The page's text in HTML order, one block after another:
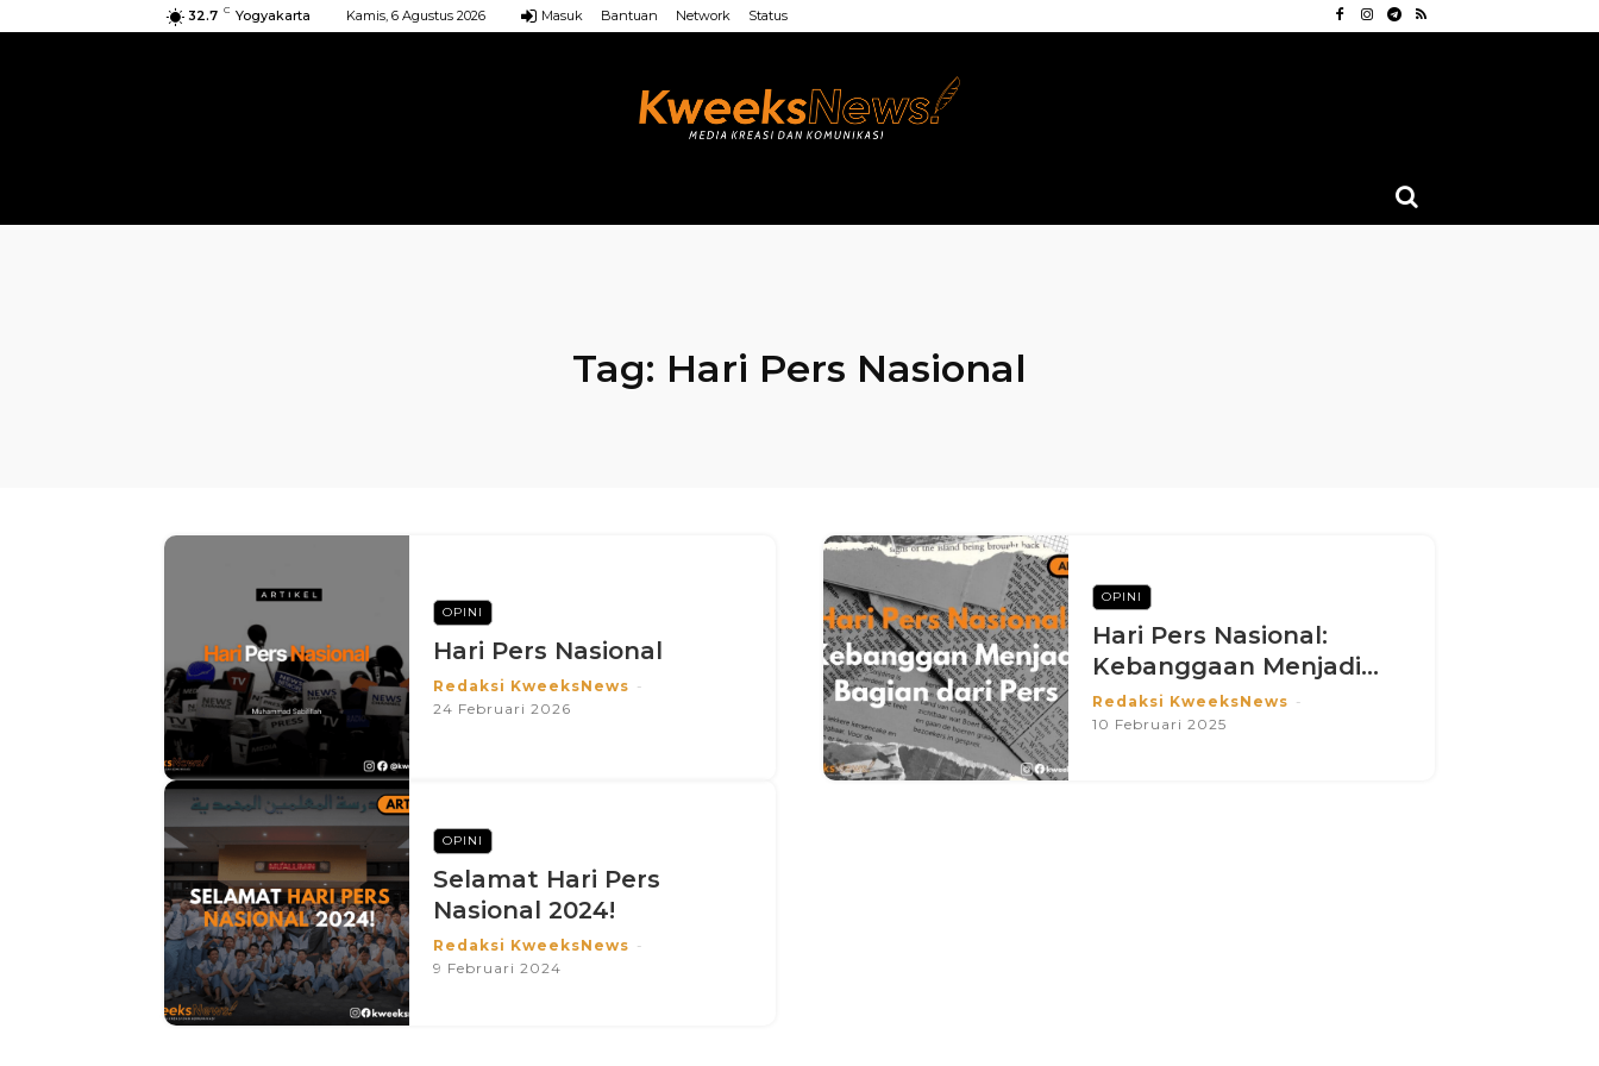
32.7 C Yogyakarta Kamis, 6 Agustus 2026 Masuk Bantuan Network Status
Tag: Hari Pers Nasional
OPINI
Hari Pers Nasional
Redaksi KweeksNews -
24 Februari 2026
OPINI
Hari Pers Nasional:
Kebanggaan Menjadi...
Redaksi KweeksNews -
10 Februari 2025
OPINI
Selamat Hari Pers
Nasional 2024!
Redaksi KweeksNews -
9 Februari 2024